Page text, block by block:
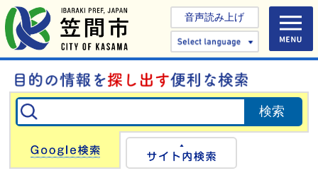
音声読み上げ
Select
Google検索